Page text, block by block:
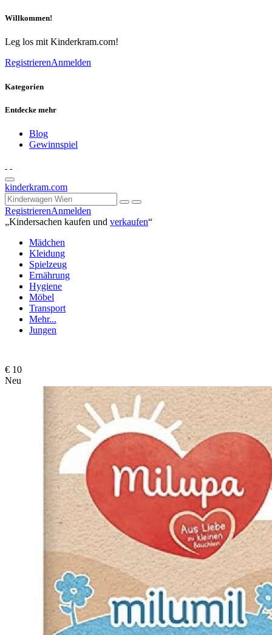
Willkommen!
Leg los mit Kinderkram.com!
RegistrierenAnmelden
Kategorien
Entdecke mehr
Blog
Gewinnspiel
kinderkram.com
RegistrierenAnmelden
„Kindersachen kaufen und verkaufen“
Mädchen
Kleidung
Spielzeug
Ernährung
Hygiene
Möbel
Transport
Mehr...
Jungen
€ 10
Neu